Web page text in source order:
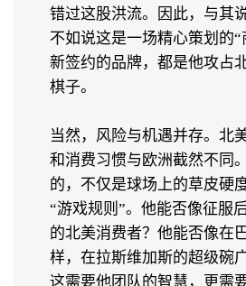
错过这股洪流。因此，与其
不如说这是一场精心策划的
新签约的品牌，都是他攻占
棋子。
当然，风险与机遇并存。北
和消费习惯与欧洲截然不同
的，不仅是球场上的草皮硬
“游戏规则”。他能否像征服
的北美消费者？他能否像在
样，在拉斯维加斯的超级碗
这需要他团队的智慧，更需